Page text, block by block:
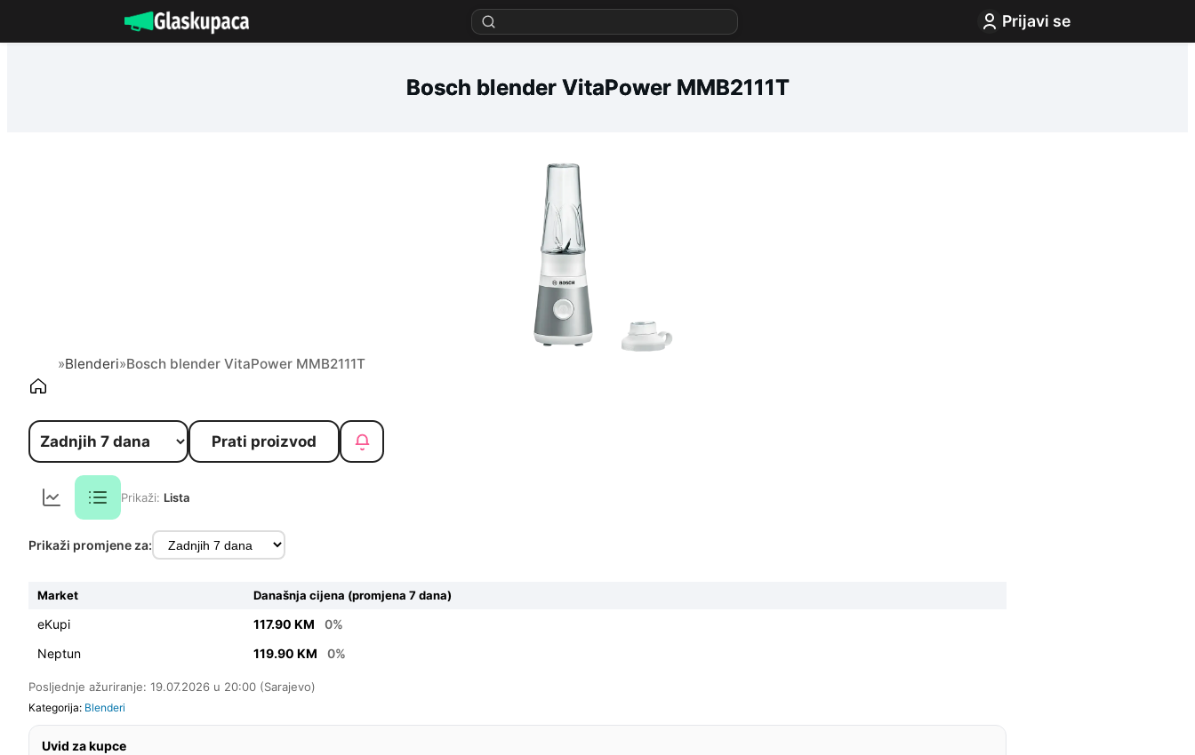
na
Prijavi se
Bosch blender VitaPower MMB2111T
»Blenderi»Bosch blender VitaPower MMB2111T
Prati proizvod
Prikaži: Lista
Prikaži promjene za:
Market Današnja cijena (promjena 7 dana)
eKupi 117.90 KM
0%
Neptun
119.90 KM 0%
Posljednje ažuriranje: 19.07.2026 u 20:00 (Sarajevo)
Kategorija: Blenderi
Uvid za kupce